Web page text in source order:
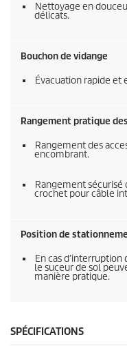
Nettoyage en
délicats.
Bouchon de vidange
Évacuation rapide et
Rangement pratique
Rangement des
encombrant.
Rangement
crochet pour câble
Position de
En cas
le suceur de sol
manière pratique.
SPÉCIFICATIONS